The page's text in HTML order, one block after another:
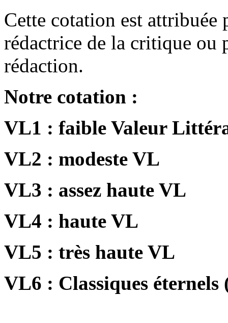
Cette cotation est attribuée
rédactrice de la critique ou
rédaction.
Notre cotation :
VL1 : faible Valeur
VL2 : modeste VL
VL3 : assez haute VL
VL4 : haute VL
VL5 : très haute VL
VL6 : Classiques éternels